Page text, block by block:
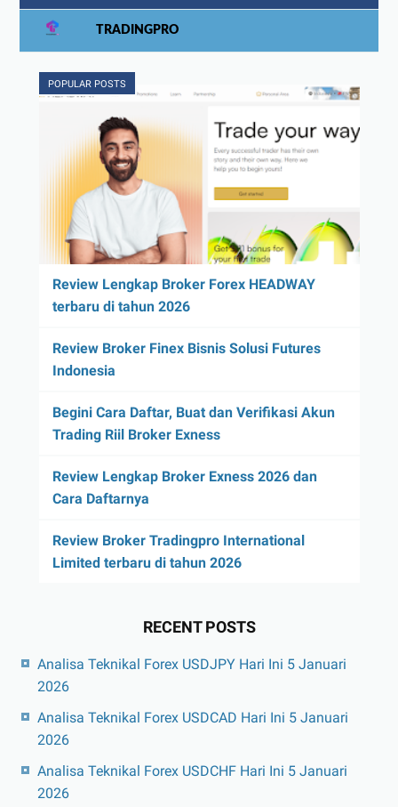
TRADINGPRO
POPULAR POSTS
Review Lengkap Broker Forex HEADWAY
terbaru di tahun 2026
Review Broker Finex Bisnis Solusi Futures
Indonesia
Begini Cara Daftar, Buat dan Verifikasi Akun
Trading Riil Broker Exness
Review Lengkap Broker Exness 2026 dan
Cara Daftarnya
Review Broker Tradingpro International
Limited terbaru di tahun 2026
RECENT POSTS
Analisa Teknikal Forex USDJPY Hari Ini 5 Januari
2026
Analisa Teknikal Forex USDCAD Hari Ini 5 Januari
2026
Analisa Teknikal Forex USDCHF Hari Ini 5 Januari
2026